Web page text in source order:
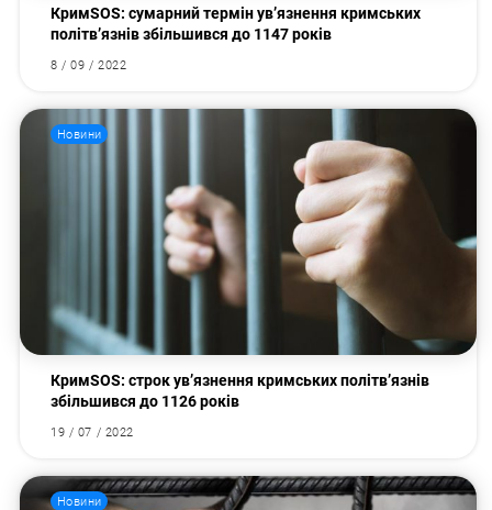
КримSOS: сумарний термін ув’язнення кримських
політв’язнів збільшився до 1147 років
8 / 09 / 2022
Новини
КримSOS: строк ув’язнення кримських політв’язнів
збільшився до 1126 років
19 / 07 / 2022
Новини